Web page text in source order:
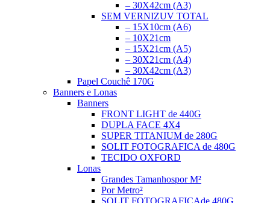
– 30X42cm (A3)
SEM VERNIZUV TOTAL
– 15X10cm (A6)
– 10X21cm
– 15X21cm (A5)
– 30X21cm (A4)
– 30X42cm (A3)
Papel Couchê 170G
Banners e Lonas
Banners
FRONT LIGHT de 440G
DUPLA FACE 4X4
SUPER TITANIUM de 280G
SOLIT FOTOGRAFICA de 480G
TECIDO OXFORD
Lonas
Grandes Tamanhospor M²
Por Metro²
SOLIT FOTOGRAFICAde 480G